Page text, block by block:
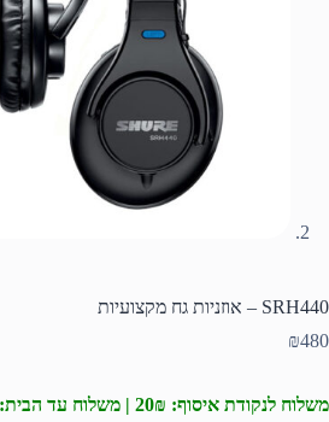
SRH440 – אוזניות גח מקצועיות
₪480
משלוח לנקודת איסוף: 20₪ | משלוח עד הבית: 50₪